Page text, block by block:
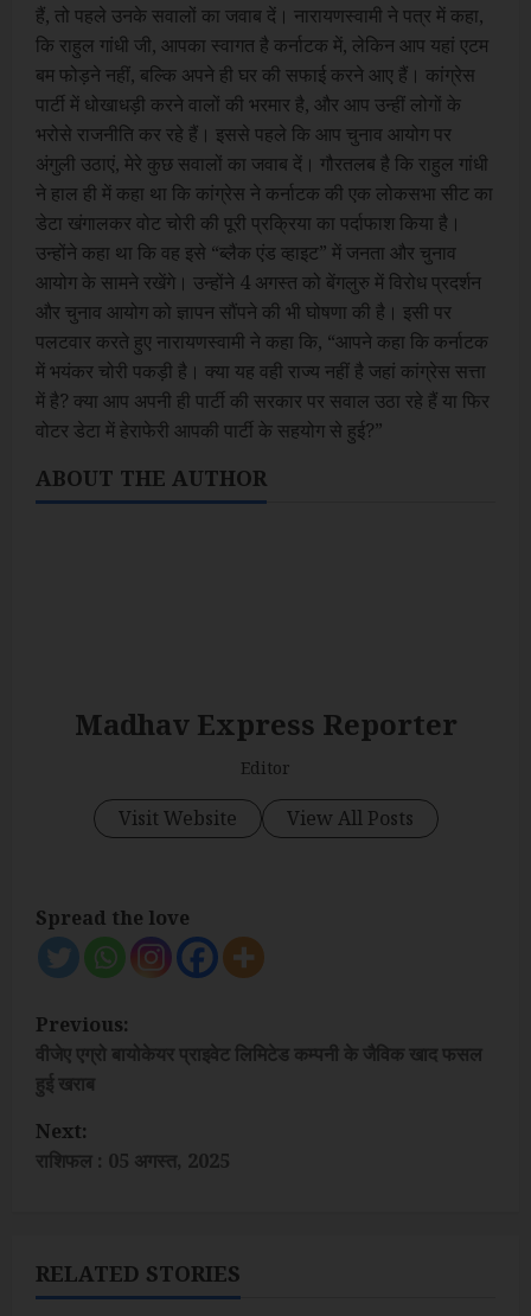
हैं, तो पहले उनके सवालों का जवाब दें। नारायणस्वामी ने पत्र में कहा,
कि राहुल गांधी जी, आपका स्वागत है कर्नाटक में, लेकिन आप यहां एटम
बम फोड़ने नहीं, बल्कि अपने ही घर की सफाई करने आए हैं। कांग्रेस
पार्टी में धोखाधड़ी करने वालों की भरमार है, और आप उन्हीं लोगों के
भरोसे राजनीति कर रहे हैं। इससे पहले कि आप चुनाव आयोग पर
अंगुली उठाएं, मेरे कुछ सवालों का जवाब दें। गौरतलब है कि राहुल गांधी
ने हाल ही में कहा था कि कांग्रेस ने कर्नाटक की एक लोकसभा सीट का
डेटा खंगालकर वोट चोरी की पूरी प्रक्रिया का पर्दाफाश किया है।
उन्होंने कहा था कि वह इसे “ब्लैक एंड व्हाइट” में जनता और चुनाव
आयोग के सामने रखेंगे। उन्होंने 4 अगस्त को बेंगलुरु में विरोध प्रदर्शन
और चुनाव आयोग को ज्ञापन सौंपने की भी घोषणा की है। इसी पर
पलटवार करते हुए नारायणस्वामी ने कहा कि, “आपने कहा कि कर्नाटक
में भयंकर चोरी पकड़ी है। क्या यह वही राज्य नहीं है जहां कांग्रेस सत्ता
में है? क्या आप अपनी ही पार्टी की सरकार पर सवाल उठा रहे हैं या फिर
वोटर डेटा में हेराफेरी आपकी पार्टी के सहयोग से हुई?”
ABOUT THE AUTHOR
Madhav Express Reporter
Editor
Visit Website View All Posts
Spread the love
P
o
s
t
a
Previous:
वीजेए एग्रो बायोकेयर प्राइवेट लिमिटेड कम्पनी के जैविक खाद फसल
हुई खराब
Next:
राशिफल : 05 अगस्त, 2025
RELATED STORIES